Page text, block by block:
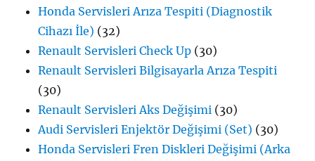
Honda Servisleri Arıza Tespiti (Diagnostik
Cihazı İle) (32)
Renault Servisleri Check Up (30)
Renault Servisleri Bilgisayarla Arıza Tespiti
(30)
Renault Servisleri Aks Değişimi (30)
Audi Servisleri Enjektör Değişimi (Set) (30)
Honda Servisleri Fren Diskleri Değişimi (Arka